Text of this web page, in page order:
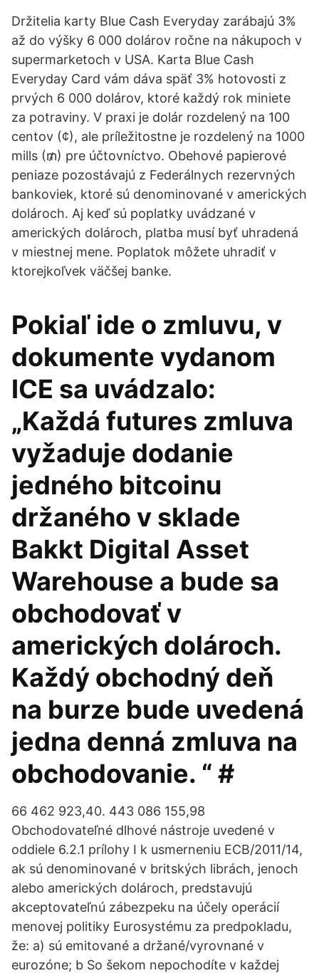
Držitelia karty Blue Cash Everyday zarábajú 3%
až do výšky 6 000 dolárov ročne na nákupoch v
supermarketoch v USA. Karta Blue Cash
Everyday Card vám dáva späť 3% hotovosti z
prvých 6 000 dolárov, ktoré každý rok miniete
za potraviny. V praxi je dolár rozdelený na 100
centov (¢), ale príležitostne je rozdelený na 1000
mills (₥) pre účtovníctvo. Obehové papierové
peniaze pozostávajú z Federálnych rezervných
bankoviek, ktoré sú denominované v amerických
dolároch. Aj keď sú poplatky uvádzané v
amerických dolároch, platba musí byť uhradená
v miestnej mene. Poplatok môžete uhradiť v
ktorejkoľvek väčšej banke.
Pokiaľ ide o zmluvu, v
dokumente vydanom
ICE sa uvádzalo:
„Každá futures zmluva
vyžaduje dodanie
jedného bitcoinu
držaného v sklade
Bakkt Digital Asset
Warehouse a bude sa
obchodovať v
amerických dolároch.
Každý obchodný deň
na burze bude uvedená
jedna denná zmluva na
obchodovanie. “ #
66 462 923,40. 443 086 155,98
Obchodovateľné dlhové nástroje uvedené v
oddiele 6.2.1 prílohy I k usmerneniu ECB/2011/14,
ak sú denominované v britských librách, jenoch
alebo amerických dolároch, predstavujú
akceptovateľnú zábezpeku na účely operácií
menovej politiky Eurosystému za predpokladu,
že: a) sú emitované a držané/vyrovnané v
eurozóne; b So šekom nepochodíte v každej